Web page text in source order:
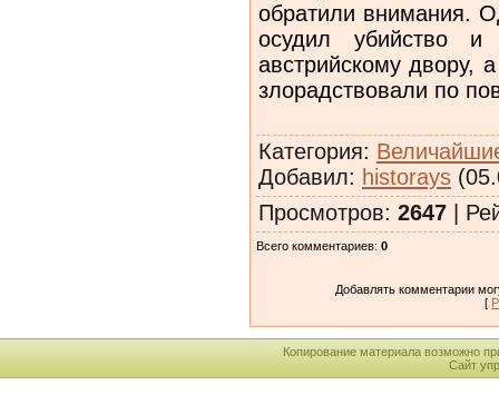
обратили внимания.
осудил убийство и
австрийскому двору,
злорадствовали по
Категория:
Добавил: historays
Просмотров: 2647 |
Всего комментариев: 0
Добавлять комментарии
[
Копирование материала возможно
Сайт